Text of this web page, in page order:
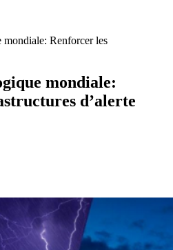
mondiale: Renforcer les
mondiale:
d’alerte